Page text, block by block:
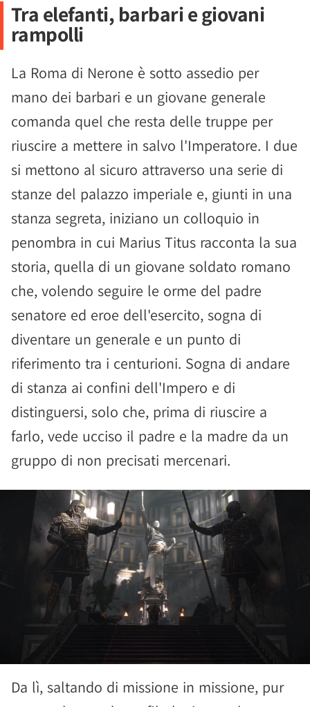
Tra elefanti, barbari e giovani
rampolli
La Roma di Nerone è sotto assedio per
mano dei barbari e un giovane generale
comanda quel che resta delle truppe per
riuscire a mettere in salvo l'Imperatore. I due
si mettono al sicuro attraverso una serie di
stanze del palazzo imperiale e, giunti in una
stanza segreta, iniziano un colloquio in
penombra in cui Marius Titus racconta la sua
storia, quella di un giovane soldato romano
che, volendo seguire le orme del padre
senatore ed eroe dell'esercito, sogna di
diventare un generale e un punto di
riferimento tra i centurioni. Sogna di andare
di stanza ai confini dell'Impero e di
distinguersi, solo che, prima di riuscire a
farlo, vede ucciso il padre e la madre da un
gruppo di non precisati mercenari.
Da lì, saltando di missione in missione, pur